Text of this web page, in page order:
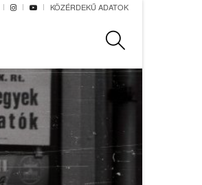
KÖZÉRDEKŰ ADATOK